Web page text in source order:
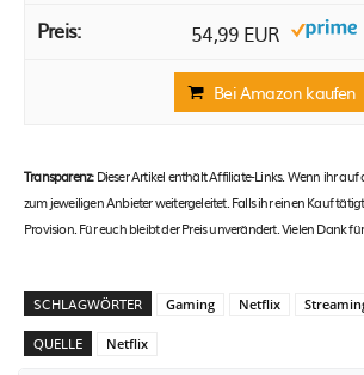
54,99 EUR
Bei Amazon kaufen
Transparenz:Dieser Artikel enthält Affiliate-Links. Wenn ihr auf
zum jeweiligen Anbieter weitergeleitet. Falls ihr einen Kauf
Provision. Für euch bleibt der Preis unverändert. Vielen Dank
SCHLAGWÖRTER Gaming Netflix
QUELLE Netflix